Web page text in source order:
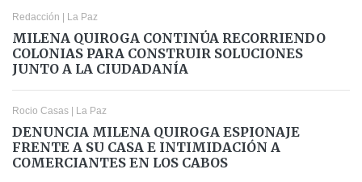
Redacción | La Paz
MILENA QUIROGA CONTINÚA RECORRIENDO
COLONIAS PARA CONSTRUIR SOLUCIONES
JUNTO A LA CIUDADANÍA
Rocio Casas | La Paz
DENUNCIA MILENA QUIROGA ESPIONAJE
FRENTE A SU CASA E INTIMIDACIÓN A
COMERCIANTES EN LOS CABOS